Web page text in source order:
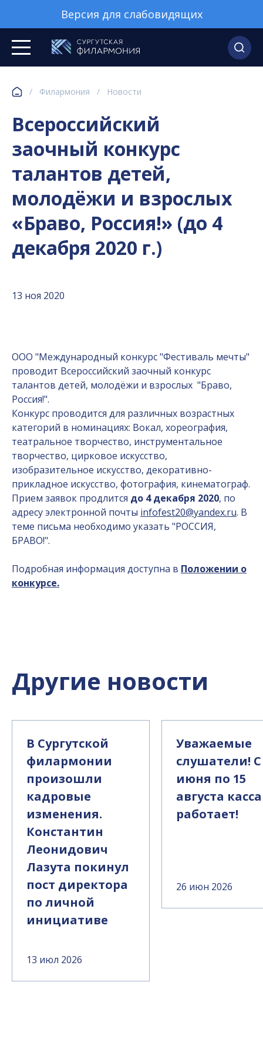
Версия для слабовидящих
/ Филармония / Новости
Всероссийский
заочный конкурс
талантов детей,
молодёжи и взрослых
«Браво, Россия!» (до 4
декабря 2020 г.)
13 ноя 2020
ООО "Международный конкурс "Фестиваль мечты"
проводит Всероссийский заочный конкурс
талантов детей, молодёжи и взрослых "Браво,
Россия!".
Конкурс проводится для различных возрастных
категорий в номинациях: Вокал, хореография,
театральное творчество, инструментальное
творчество, цирковое искусство,
изобразительное искусство, декоративно-
прикладное искусство, фотография, кинематограф.
Прием заявок продлится до 4 декабря 2020, по
адресу электронной почты infofest20@yandex.ru. В
теме письма необходимо указать "РОССИЯ,
БРАВО!".
Подробная информация доступна в Положении о
конкурсе.
Другие новости
В Сургутской
филармонии
произошли
кадровые
изменения.
Константин
Леонидович
Лазута покинул
пост директора
по личной
инициативе
13 июл 2026
Уважаемые
слушатели! С
июня по 15
августа
работает!
26 июн 2026